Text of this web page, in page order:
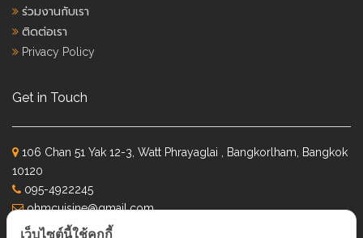
ร่วมงานกับเรา
ติดต่อเรา
Privacy Policy
Get in Touch
106 Chan 51 Yak 12-3, Watt Phrayaglai , Bangkorlham, Bangkok
10120
095-4922245
ohmcuisine@gmail.com
จ.-ศ. - 09.00-18:00
เว็บไซต์นี้ใช้คุกกี้